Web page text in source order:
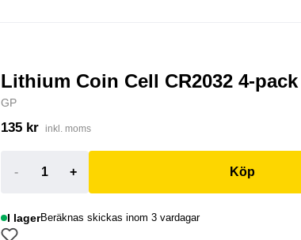
Lithium Coin Cell CR2032 4-pack
GP
135 kr inkl. moms
- + Köp
I lagerBeräknas skickas inom 3 vardagar